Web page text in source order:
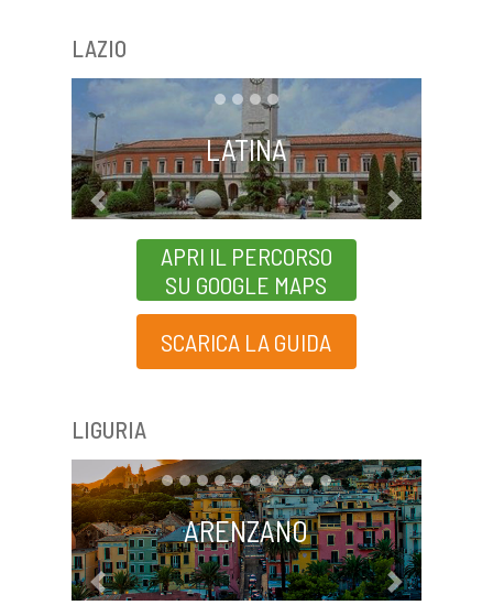
LAZIO
LATINA
APRI IL PERCORSO
SU GOOGLE MAPS
SCARICA LA GUIDA
Previous Next
LIGURIA
ARENZANO
Previous Next